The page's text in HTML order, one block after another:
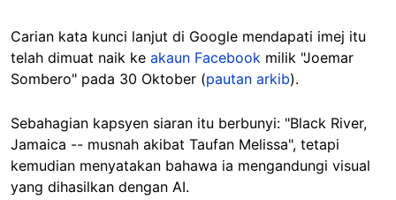
Carian kata kunci lanjut di Google mendapati imej itu
telah dimuat naik ke akaun Facebook milik "Joemar
Sombero" pada 30 Oktober (pautan arkib).
Sebahagian kapsyen siaran itu berbunyi: "Black River,
Jamaica -- musnah akibat Taufan Melissa", tetapi
kemudian menyatakan bahawa ia mengandungi visual
yang dihasilkan dengan AI.